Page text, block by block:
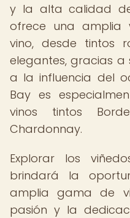
y la alta calidad
ofrece una amplia
vino, desde tintos
elegantes, gracias
a la influencia del
Bay es
vinos tintos
Chardonnay.
Explorar los
brindará la
amplia gama de
pasión y la